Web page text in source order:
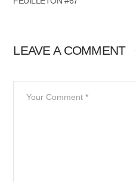
LEAVE A COMMENT